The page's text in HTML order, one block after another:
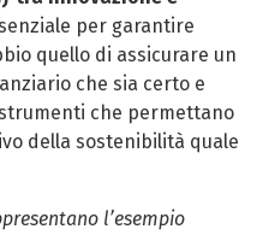
per garantire
quello di assicurare un
che sia certo e
che permettano
della sostenibilità quale
l’esempio